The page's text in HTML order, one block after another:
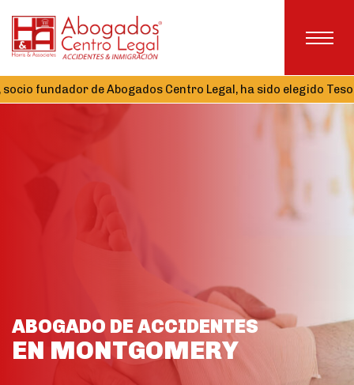
de Abogados Centro Legal, ha sido elegido Tesorero de la
ABOGADO DE ACCIDENTES
EN MONTGOMERY